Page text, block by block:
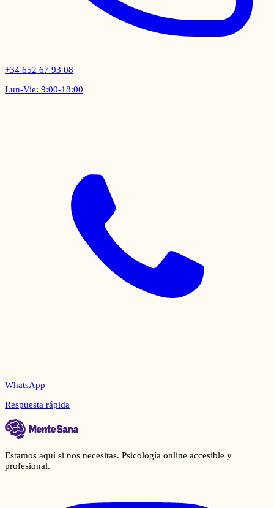
+34 652 67 93 08
Lun-Vie: 9:00-18:00
WhatsApp
Respuesta rápida
Estamos aquí si nos necesitas. Psicología online accesible y
profesional.